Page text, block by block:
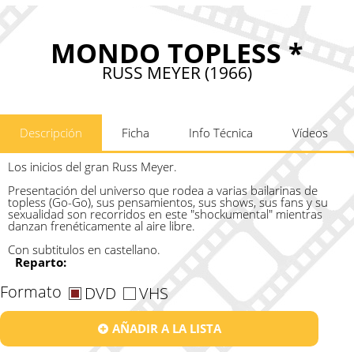
MONDO TOPLESS *
RUSS MEYER (1966)
Descripción Ficha Info Técnica Vídeos
Los inicios del gran Russ Meyer.
Presentación del universo que rodea a varias bailarinas de
topless (Go-Go), sus pensamientos, sus shows, sus fans y su
sexualidad son recorridos en este "shockumental" mientras
danzan frenéticamente al aire libre.
Con subtitulos en castellano.
Reparto:
Formato DVD VHS
AÑADIR A LA LISTA